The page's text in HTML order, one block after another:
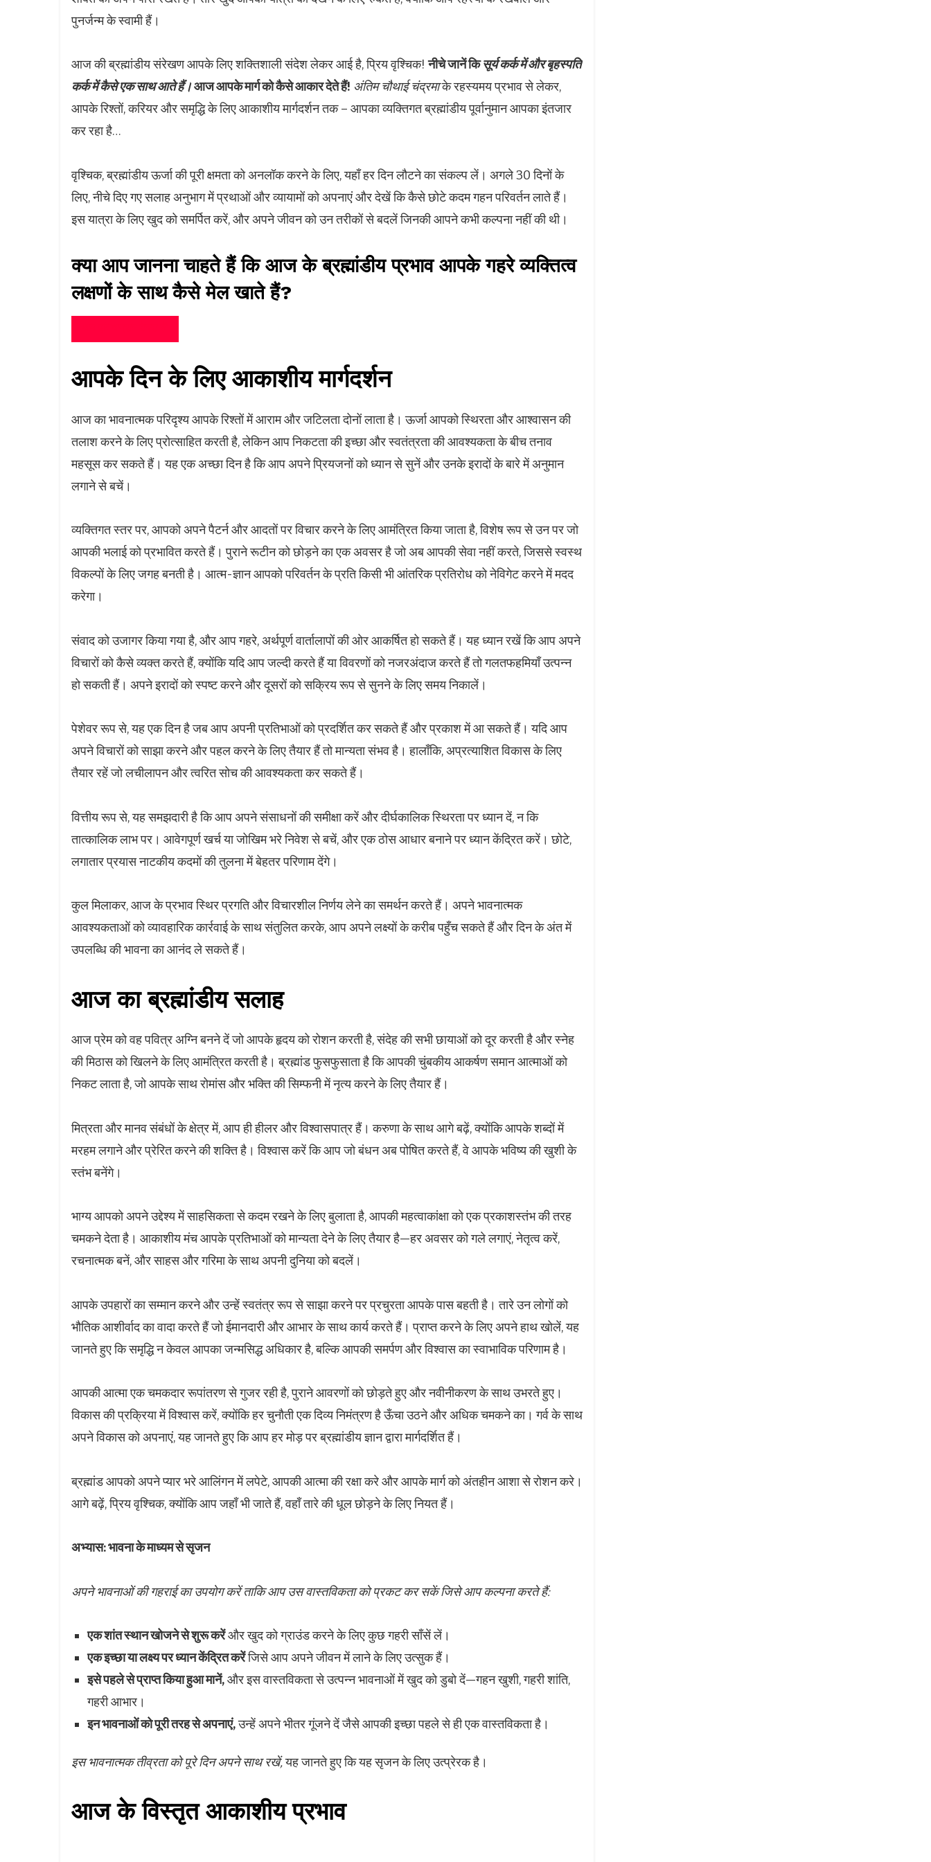
पुनर्जन्म के स्वामी हैं।
आज की ब्रह्मांडीय संरेखण आपके लिए शक्तिशाली संदेश लेकर आई है, प्रिय वृश्चिक!नीचे जानें किसूर्य कर्क में और बृहस्पति
कर्क में कैसे एक साथ आते हैं।आज आपके मार्ग को कैसे आकार देते हैं! अंतिम चौथाई चंद्रमाके रहस्यमय प्रभाव से लेकर,
आपके रिश्तों, करियर और समृद्धि के लिए आकाशीय मार्गदर्शन तक – आपका व्यक्तिगत ब्रह्मांडीय पूर्वानुमान आपका इंतजार
कर रहा है…
वृश्चिक, ब्रह्मांडीय ऊर्जा की पूरी क्षमता को अनलॉक करने के लिए, यहाँ हर दिन लौटने का संकल्प लें। अगले 30 दिनों के
लिए, नीचे दिए गए सलाह अनुभाग में प्रथाओं और व्यायामों को अपनाएं और देखें कि कैसे छोटे कदम गहन परिवर्तन लाते हैं।
इस यात्रा के लिए खुद को समर्पित करें, और अपने जीवन को उन तरीकों से बदलें जिनकी आपने कभी कल्पना नहीं की थी।
क्या आप जानना चाहते हैं कि आज के ब्रह्मांडीय प्रभाव आपके गहरे व्यक्तित्व
लक्षणों के साथ कैसे मेल खाते हैं?
आपके दिन के लिए आकाशीय मार्गदर्शन
आज का भावनात्मक परिदृश्य आपके रिश्तों में आराम और जटिलता दोनों लाता है। ऊर्जा आपको स्थिरता और आश्वासन की
तलाश करने के लिए प्रोत्साहित करती है, लेकिन आप निकटता की इच्छा और स्वतंत्रता की आवश्यकता के बीच तनाव
महसूस कर सकते हैं। यह एक अच्छा दिन है कि आप अपने प्रियजनों को ध्यान से सुनें और उनके इरादों के बारे में अनुमान
लगाने से बचें।
व्यक्तिगत स्तर पर, आपको अपने पैटर्न और आदतों पर विचार करने के लिए आमंत्रित किया जाता है, विशेष रूप से उन पर जो
आपकी भलाई को प्रभावित करते हैं। पुराने रूटीन को छोड़ने का एक अवसर है जो अब आपकी सेवा नहीं करते, जिससे स्वस्थ
विकल्पों के लिए जगह बनती है। आत्म-ज्ञान आपको परिवर्तन के प्रति किसी भी आंतरिक प्रतिरोध को नेविगेट करने में मदद
करेगा।
संवाद को उजागर किया गया है, और आप गहरे, अर्थपूर्ण वार्तालापों की ओर आकर्षित हो सकते हैं। यह ध्यान रखें कि आप अपने
विचारों को कैसे व्यक्त करते हैं, क्योंकि यदि आप जल्दी करते हैं या विवरणों को नजरअंदाज करते हैं तो गलतफहमियाँ उत्पन्न
हो सकती हैं। अपने इरादों को स्पष्ट करने और दूसरों को सक्रिय रूप से सुनने के लिए समय निकालें।
पेशेवर रूप से, यह एक दिन है जब आप अपनी प्रतिभाओं को प्रदर्शित कर सकते हैं और प्रकाश में आ सकते हैं। यदि आप
अपने विचारों को साझा करने और पहल करने के लिए तैयार हैं तो मान्यता संभव है। हालाँकि, अप्रत्याशित विकास के लिए
तैयार रहें जो लचीलापन और त्वरित सोच की आवश्यकता कर सकते हैं।
वित्तीय रूप से, यह समझदारी है कि आप अपने संसाधनों की समीक्षा करें और दीर्घकालिक स्थिरता पर ध्यान दें, न कि
तात्कालिक लाभ पर। आवेगपूर्ण खर्च या जोखिम भरे निवेश से बचें, और एक ठोस आधार बनाने पर ध्यान केंद्रित करें। छोटे,
लगातार प्रयास नाटकीय कदमों की तुलना में बेहतर परिणाम देंगे।
कुल मिलाकर, आज के प्रभाव स्थिर प्रगति और विचारशील निर्णय लेने का समर्थन करते हैं। अपने भावनात्मक
आवश्यकताओं को व्यावहारिक कार्रवाई के साथ संतुलित करके, आप अपने लक्ष्यों के करीब पहुँच सकते हैं और दिन के अंत में
उपलब्धि की भावना का आनंद ले सकते हैं।
आज का ब्रह्मांडीय सलाह
आज प्रेम को वह पवित्र अग्नि बनने दें जो आपके हृदय को रोशन करती है, संदेह की सभी छायाओं को दूर करती है और स्नेह
की मिठास को खिलने के लिए आमंत्रित करती है। ब्रह्मांड फुसफुसाता है कि आपकी चुंबकीय आकर्षण समान आत्माओं को
निकट लाता है, जो आपके साथ रोमांस और भक्ति की सिम्फनी में नृत्य करने के लिए तैयार हैं।
मित्रता और मानव संबंधों के क्षेत्र में, आप ही हीलर और विश्वासपात्र हैं। करुणा के साथ आगे बढ़ें, क्योंकि आपके शब्दों में
मरहम लगाने और प्रेरित करने की शक्ति है। विश्वास करें कि आप जो बंधन अब पोषित करते हैं, वे आपके भविष्य की खुशी के
स्तंभ बनेंगे।
भाग्य आपको अपने उद्देश्य में साहसिकता से कदम रखने के लिए बुलाता है, आपकी महत्वाकांक्षा को एक प्रकाशस्तंभ की तरह
चमकने देता है। आकाशीय मंच आपके प्रतिभाओं को मान्यता देने के लिए तैयार है—हर अवसर को गले लगाएं, नेतृत्व करें,
रचनात्मक बनें, और साहस और गरिमा के साथ अपनी दुनिया को बदलें।
आपके उपहारों का सम्मान करने और उन्हें स्वतंत्र रूप से साझा करने पर प्रचुरता आपके पास बहती है। तारे उन लोगों को
भौतिक आशीर्वाद का वादा करते हैं जो ईमानदारी और आभार के साथ कार्य करते हैं। प्राप्त करने के लिए अपने हाथ खोलें, यह
जानते हुए कि समृद्धि न केवल आपका जन्मसिद्ध अधिकार है, बल्कि आपकी समर्पण और विश्वास का स्वाभाविक परिणाम है।
आपकी आत्मा एक चमकदार रूपांतरण से गुजर रही है, पुराने आवरणों को छोड़ते हुए और नवीनीकरण के साथ उभरते हुए।
विकास की प्रक्रिया में विश्वास करें, क्योंकि हर चुनौती एक दिव्य निमंत्रण है ऊँचा उठने और अधिक चमकने का। गर्व के साथ
अपने विकास को अपनाएं, यह जानते हुए कि आप हर मोड़ पर ब्रह्मांडीय ज्ञान द्वारा मार्गदर्शित हैं।
ब्रह्मांड आपको अपने प्यार भरे आलिंगन में लपेटे, आपकी आत्मा की रक्षा करे और आपके मार्ग को अंतहीन आशा से रोशन करे।
आगे बढ़ें, प्रिय वृश्चिक, क्योंकि आप जहाँ भी जाते हैं, वहाँ तारे की धूल छोड़ने के लिए नियत हैं।
अभ्यास: भावना के माध्यम से सृजन
अपने भावनाओं की गहराई का उपयोग करें ताकि आप उस वास्तविकता को प्रकट कर सकें जिसे आप कल्पना करते हैं:
एक शांत स्थान खोजने से शुरू करेंऔर खुद को ग्राउंड करने के लिए कुछ गहरी साँसें लें।
एक इच्छा या लक्ष्य पर ध्यान केंद्रित करेंजिसे आप अपने जीवन में लाने के लिए उत्सुक हैं।
इसे पहले से प्राप्त किया हुआ मानें,और इस वास्तविकता से उत्पन्न भावनाओं में खुद को डुबो दें—गहन खुशी, गहरी शांति,
गहरी आभार।
इन भावनाओं को पूरी तरह से अपनाएं,उन्हें अपने भीतर गूंजने दें जैसे आपकी इच्छा पहले से ही एक वास्तविकता है।
इस भावनात्मक तीव्रता को पूरे दिन अपने साथ रखें,यह जानते हुए कि यह सृजन के लिए उत्प्रेरक है।
आज के विस्तृत आकाशीय प्रभाव